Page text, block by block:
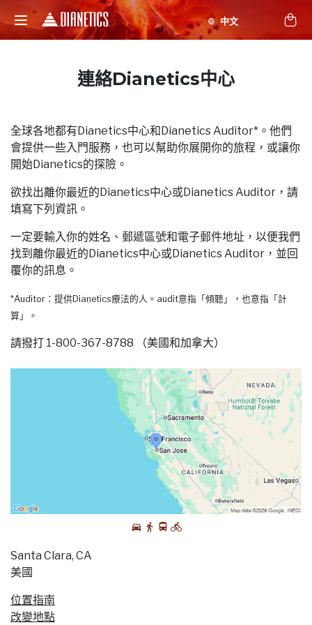
連絡Dianetics中心
全球各地都有Dianetics中心和Dianetics Auditor*。他們
會提供一些入門服務，也可以幫助你展開你的旅程，或讓你
開始Dianetics的探險。
欲找出離你最近的Dianetics中心或Dianetics Auditor，請
填寫下列資訊。
一定要輸入你的姓名、郵遞區號和電子郵件地址，以便我們
找到離你最近的Dianetics中心或Dianetics Auditor，並回
覆你的訊息。
*Auditor：提供Dianetics療法的人。audit意指「傾聽」，也意指「計
算」。
請撥打 1-800-367-8788 （美國和加拿大）
Santa Clara, CA
美國
位置指南
改變地點